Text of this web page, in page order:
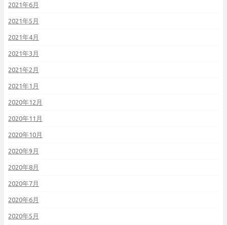
2021年6月
2021年5月
2021年4月
2021年3月
2021年2月
2021年1月
2020年12月
2020年11月
2020年10月
2020年9月
2020年8月
2020年7月
2020年6月
2020年5月